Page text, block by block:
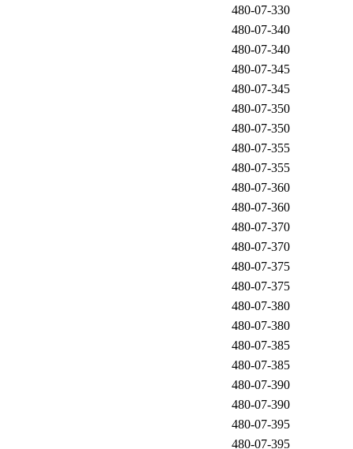
480-07-330
480-07-340
480-07-340
480-07-345
480-07-345
480-07-350
480-07-350
480-07-355
480-07-355
480-07-360
480-07-360
480-07-370
480-07-370
480-07-375
480-07-375
480-07-380
480-07-380
480-07-385
480-07-385
480-07-390
480-07-390
480-07-395
480-07-395